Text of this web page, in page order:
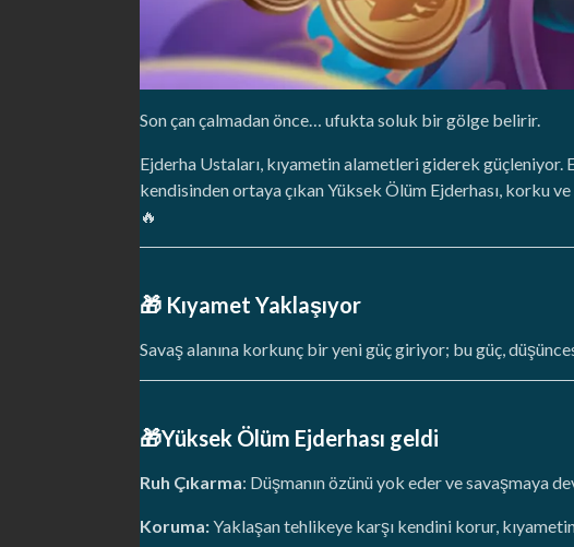
Son çan çalmadan önce… ufukta soluk bir gölge belirir.
Ejderha Ustaları, kıyametin alametleri giderek
kendisinden ortaya çıkan Yüksek Ölüm Ejderhası, korku
🔥
🎁 Kıyamet Yaklaşıyor
Savaş alanına korkunç bir yeni güç giriyor; bu güç,
🎁Yüksek Ölüm Ejderhası geldi
Ruh Çıkarma: Düşmanın özünü yok eder ve savaşmaya
Koruma:Yaklaşan tehlikeye karşı kendini korur,